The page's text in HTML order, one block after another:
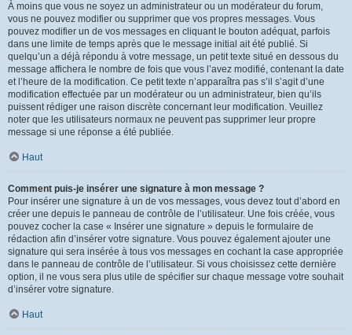
À moins que vous ne soyez un administrateur ou un modérateur du forum,
vous ne pouvez modifier ou supprimer que vos propres messages. Vous
pouvez modifier un de vos messages en cliquant le bouton adéquat, parfois
dans une limite de temps après que le message initial ait été publié. Si
quelqu’un a déjà répondu à votre message, un petit texte situé en dessous du
message affichera le nombre de fois que vous l’avez modifié, contenant la date
et l’heure de la modification. Ce petit texte n’apparaîtra pas s’il s’agit d’une
modification effectuée par un modérateur ou un administrateur, bien qu’ils
puissent rédiger une raison discrète concernant leur modification. Veuillez
noter que les utilisateurs normaux ne peuvent pas supprimer leur propre
message si une réponse a été publiée.
Haut
Comment puis-je insérer une signature à mon message ?
Pour insérer une signature à un de vos messages, vous devez tout d’abord en
créer une depuis le panneau de contrôle de l’utilisateur. Une fois créée, vous
pouvez cocher la case « Insérer une signature » depuis le formulaire de
rédaction afin d’insérer votre signature. Vous pouvez également ajouter une
signature qui sera insérée à tous vos messages en cochant la case appropriée
dans le panneau de contrôle de l’utilisateur. Si vous choisissez cette dernière
option, il ne vous sera plus utile de spécifier sur chaque message votre souhait
d’insérer votre signature.
Haut